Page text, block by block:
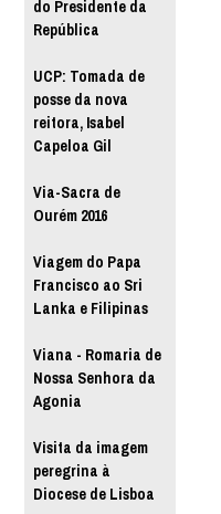
do Presidente da
República
UCP: Tomada de
posse da nova
reitora, Isabel
Capeloa Gil
Via-Sacra de
Ourém 2016
Viagem do Papa
Francisco ao Sri
Lanka e Filipinas
Viana - Romaria de
Nossa Senhora da
Agonia
Visita da imagem
peregrina à
Diocese de Lisboa